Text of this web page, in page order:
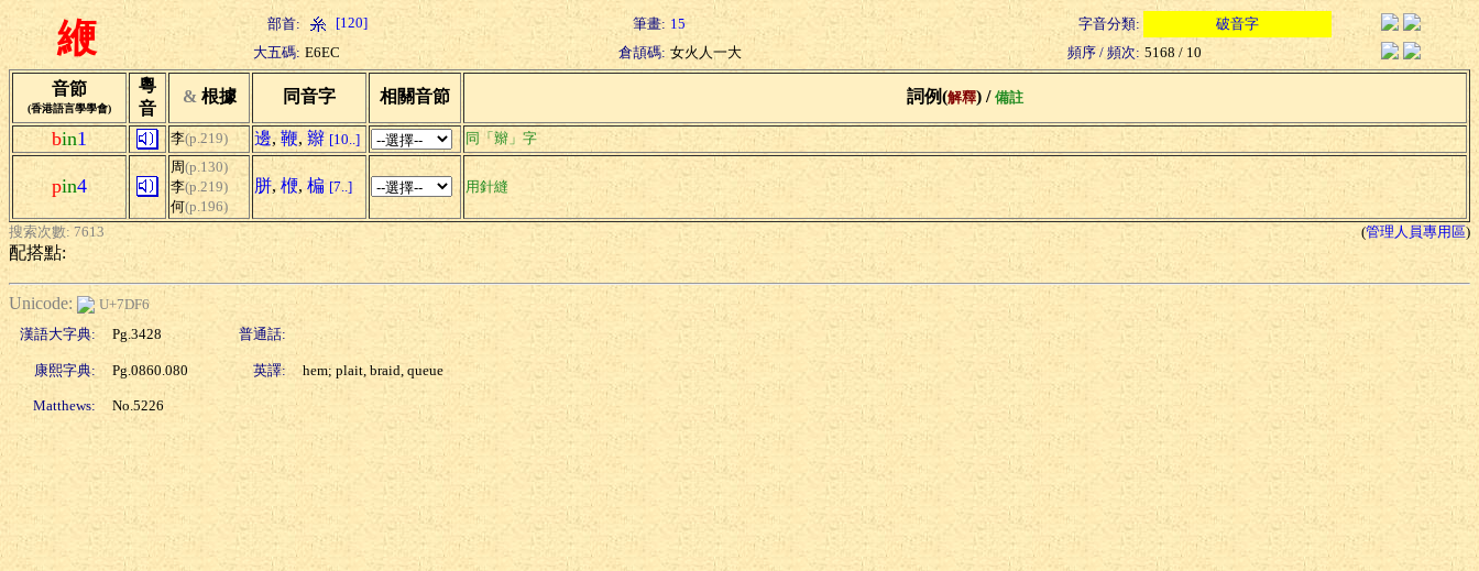
緶 部首: [120] 筆畫: 15 字音分類:
破音字
大五碼: E6EC 倉頡碼: 女火人一大 頻序 / 頻次: 5168 / 10
音節
(香港語言學學會)
粵
音
& 根據 同音字 相關音節 詞例(解釋) / 備註
bin1 李(p.219) 邊, 鞭, 辮 [10..] 同「辮」字
pin4
周(p.130)
李(p.219)
何(p.196)
胼, 楩, 楄 [7..] 用針縫
搜索次數: 7613 (管理人員專用區)
配搭點:
Unicode:
U+7DF6
漢語大字典:
Pg.3428 普通話:
康熙字典: Pg.0860.080 英譯: hem; plait, braid, queue
Matthews: No.5226